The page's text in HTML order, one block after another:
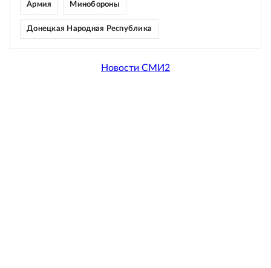
Армия Минобороны
Донецкая Народная Республика
Новости СМИ2